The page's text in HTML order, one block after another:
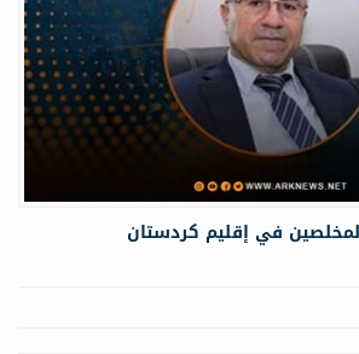
في إقليم كردستان